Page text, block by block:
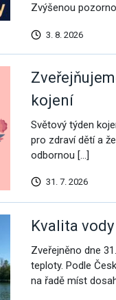
Zvýšenou
3. 8. 2026
kojení
Světový týden
pro zdraví dětí a
odbornou […]
31. 7. 2026
Kvalita
Zveřejněno dne
teploty. Podle
na řadě míst